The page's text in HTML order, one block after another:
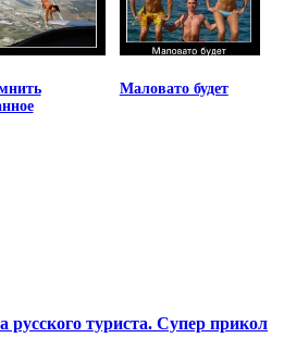
Маловато будет
русского туриста. Супер прикол